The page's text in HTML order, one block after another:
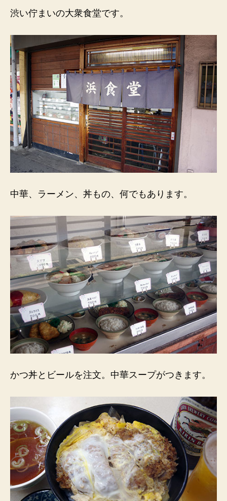
渋い佇まいの大衆食堂です。
中華、ラーメン、丼もの、何でもあります。
かつ丼とビールを注文。中華スープがつきます。